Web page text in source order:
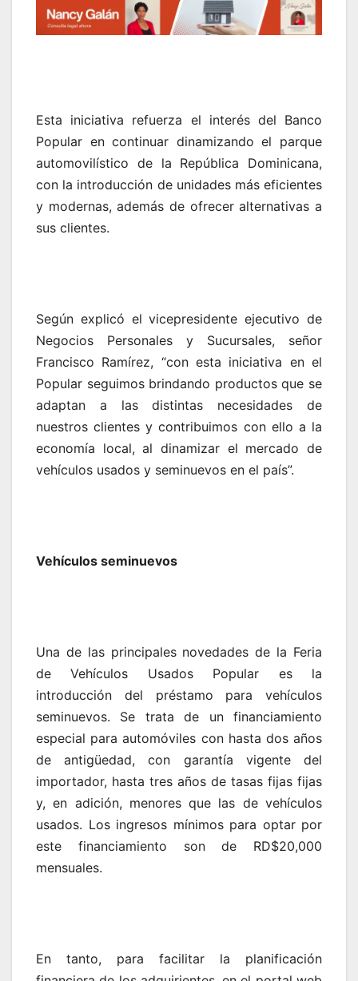
Esta iniciativa refuerza el interés del Banco
Popular en continuar dinamizando el parque
automovilístico de la República Dominicana,
con la introducción de unidades más eficientes
y modernas, además de ofrecer alternativas a
sus clientes.
Según explicó el vicepresidente ejecutivo de
Negocios Personales y Sucursales, señor
Francisco Ramírez, “con esta iniciativa en el
Popular seguimos brindando productos que se
adaptan a las distintas necesidades de
nuestros clientes y contribuimos con ello a la
economía local, al dinamizar el mercado de
vehículos usados y seminuevos en el país”.
Vehículos seminuevos
Una de las principales novedades de la Feria
de Vehículos Usados Popular es la
introducción del préstamo para vehículos
seminuevos. Se trata de un financiamiento
especial para automóviles con hasta dos años
de antigüedad, con garantía vigente del
importador, hasta tres años de tasas fijas fijas
y, en adición, menores que las de vehículos
usados. Los ingresos mínimos para optar por
este financiamiento son de RD$20,000
mensuales.
En tanto, para facilitar la planificación